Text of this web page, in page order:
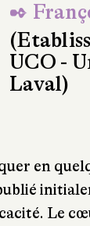
✒
UCO -
Laval)
en
Le